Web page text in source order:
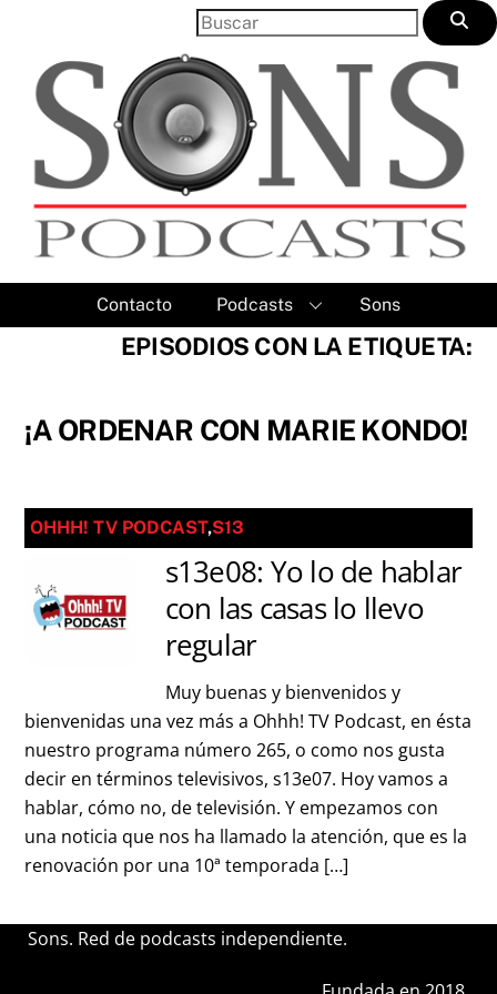
content
Contacto Podcasts Sons
EPISODIOS CON LA ETIQUETA:
¡A ORDENAR CON MARIE KONDO!
OHHH! TV PODCAST,S13
s13e08: Yo lo de hablar
con las casas lo llevo
regular
Muy buenas y bienvenidos y
bienvenidas una vez más a Ohhh! TV Podcast, en ésta
nuestro programa número 265, o como nos gusta
decir en términos televisivos, s13e07. Hoy vamos a
hablar, cómo no, de televisión. Y empezamos con
una noticia que nos ha llamado la atención, que es la
renovación por una 10ª temporada […]
Sons. Red de podcasts independiente.